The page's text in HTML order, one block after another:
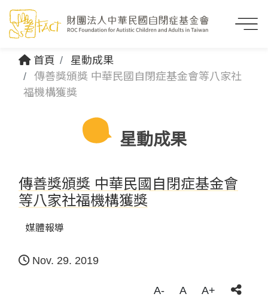
首頁
星動成果
傳善獎頒獎 中華民國自閉症基金會等八家社
福機構獲獎
星動成果
傳善獎頒獎 中華民國自閉症基金會
等八家社福機構獲獎
媒體報導
Nov. 29. 2019
A- A A+